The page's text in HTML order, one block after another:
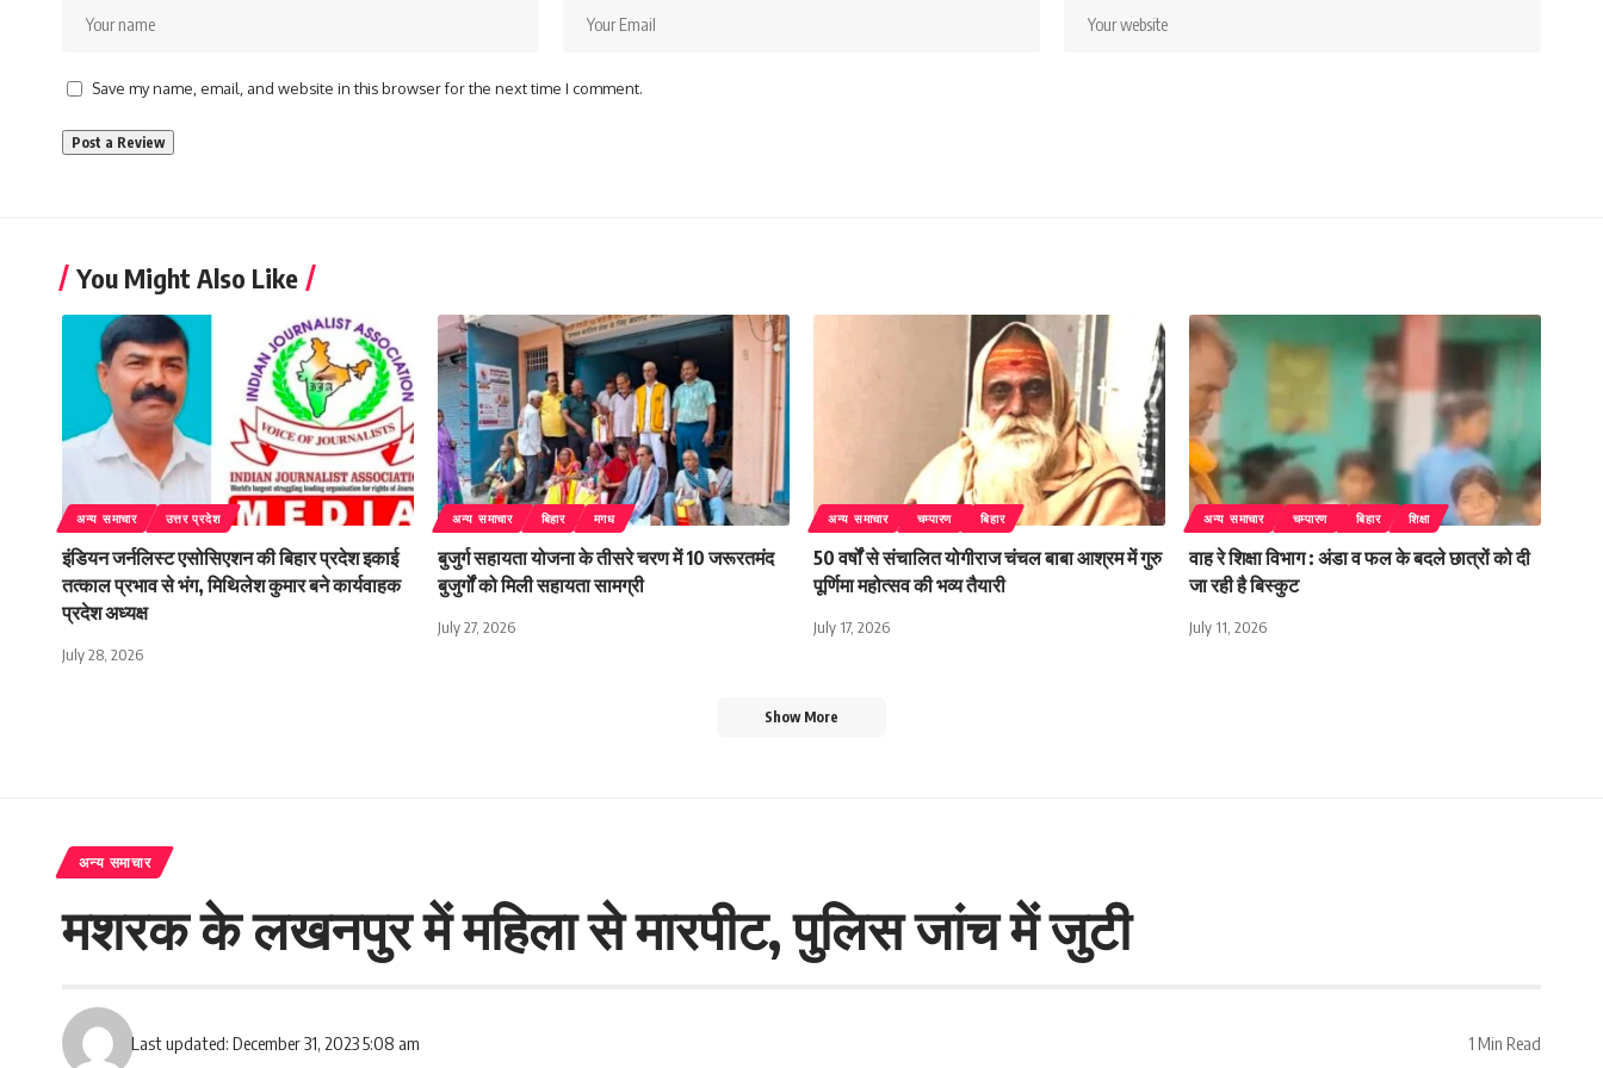
Save my name, email, and website in this browser for the next time I comment.
You Might Also Like
अन्य समाचार उत्तर प्रदेश
इंडियन जर्नलिस्ट एसोसिएशन की बिहार प्रदेश इकाई
तत्काल प्रभाव से भंग, मिथिलेश कुमार बने कार्यवाहक
प्रदेश अध्यक्ष
July 28, 2026
अन्य समाचार बिहार मगध
बुजुर्ग सहायता योजना के तीसरे चरण में 10 जरूरतमंद
बुजुर्गों को मिली सहायता सामग्री
July 27, 2026
अन्य समाचार चम्पारण बिहार
50 वर्षों से संचालित योगीराज चंचल बाबा आश्रम में गुरु
पूर्णिमा महोत्सव की भव्य तैयारी
July 17, 2026
अन्य समाचार चम्पारण बिहार शिक्षा
वाह रे शिक्षा विभाग : अंडा व फल के बदले छात्रों को दी
जा रही है बिस्कुट
July 11, 2026
Show More
अन्य समाचार
मशरक के लखनपुर में महिला से मारपीट, पुलिस जांच में जुटी
Last updated: December 31, 2023 5:08 am 1 Min Read